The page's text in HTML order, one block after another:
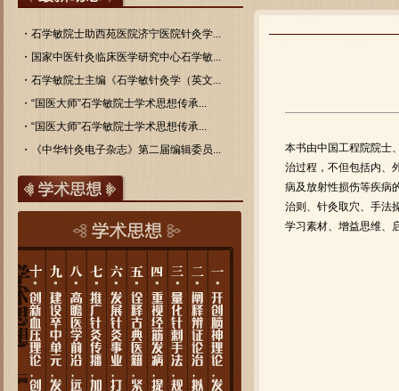
・ 石学敏院士助西苑医院济宁医院针灸学...
・ 国家中医针灸临床医学研究中心石学敏...
・ 石学敏院士主编《石学敏针灸学（英文...
・ “国医大师”石学敏院士学术思想传承...
・ “国医大师”石学敏院士学术思想传承...
・
《中华针灸电子杂志》第二届编辑委员...
本书由中国工程院院士
治过程，不但包括内、
病及放射性损伤等疾病
治则、针灸取穴、手法
学习素材、增益思维、